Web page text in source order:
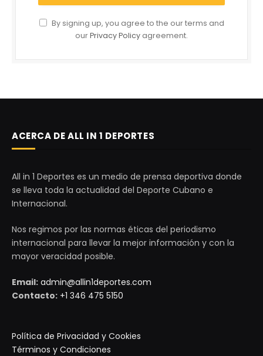
By signing up, you agree to the our terms and
ourPrivacy Policy agreement.
ACERCA DE ALL IN 1 DEPORTES
All in 1 Deportes es un medio de prensa deportiva donde
se lleva toda la actualidad del Deporte Cubano e
Internacional.
Nos regimos por las normas éticas del periodismo
internacional para llevar la mejor información y con la
mayor veracidad posible.
Email: admin@allin1deportes.com
Contacto: +1 346 475 5150
Política de Privacidad y Cookies
Términos y Condiciones